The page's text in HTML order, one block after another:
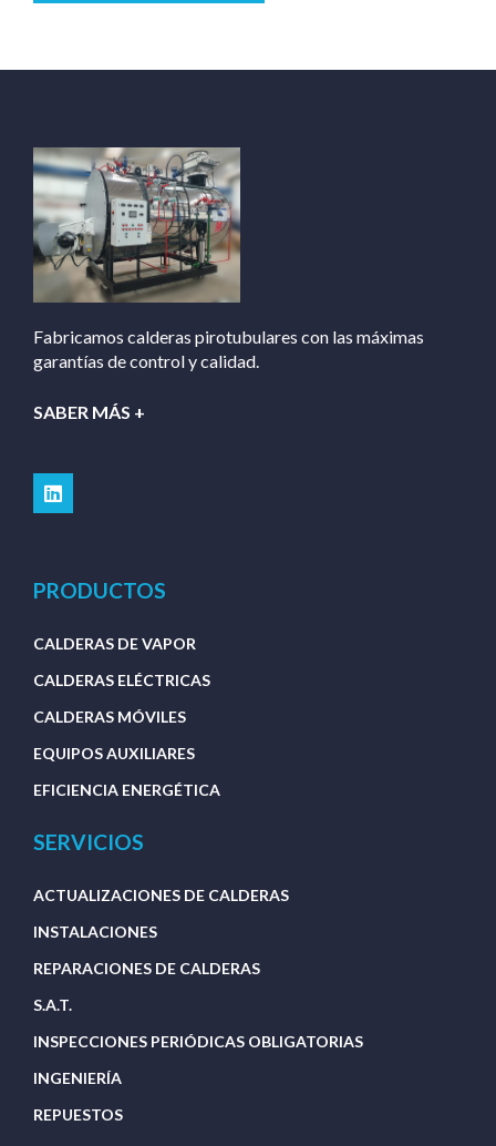
Fabricamos calderas pirotubulares con las máximas
garantías de control y calidad.
SABER MÁS +
PRODUCTOS
CALDERAS DE VAPOR
CALDERAS ELÉCTRICAS
CALDERAS MÓVILES
EQUIPOS AUXILIARES
EFICIENCIA ENERGÉTICA
SERVICIOS
ACTUALIZACIONES DE CALDERAS
INSTALACIONES
REPARACIONES DE CALDERAS
S.A.T.
INSPECCIONES PERIÓDICAS OBLIGATORIAS
INGENIERÍA
REPUESTOS